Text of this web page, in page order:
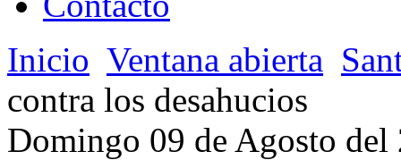
Inicio Ventana abierta
contra los desahucios
Domingo 09 de Agosto del